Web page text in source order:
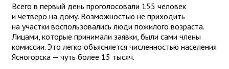
Всего в первый день проголосовали 155 человек
и четверо на дому. Возможностью не приходить
на участки воспользовались люди пожилого возраста.
Лицами, которые принимали заявки, были сами члены
комиссии. Это легко объясняется численностью населения
Ясногорска — чуть более 15 тысяч.